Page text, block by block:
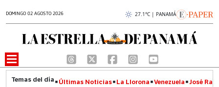
DOMINGO 02 AGOSTO 2026 27.1°C | PANAMÁ
Últimas Noticias La Llorona Venezuela José